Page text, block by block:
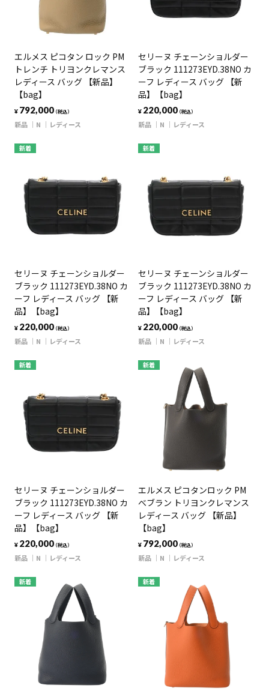
エルメス ピコタン ロック PM
トレンチ トリヨンクレマンス
レディース バッグ 【新品】
【bag】
¥ 792,000（税込）
新品 N レディース
セリーヌ チェーンショルダー
ブラック 111273EYD.38NO カ
ーフ レディース バッグ 【新
品】【bag】
¥ 220,000（税込）
新品 N レディース
新着
セリーヌ チェーンショルダー
ブラック 111273EYD.38NO カ
ーフ レディース バッグ 【新
品】【bag】
¥ 220,000（税込）
新品 N レディース
新着
セリーヌ チェーンショルダー
ブラック 111273EYD.38NO カ
ーフ レディース バッグ 【新
品】【bag】
¥ 220,000（税込）
新品 N レディース
新着
セリーヌ チェーンショルダー
ブラック 111273EYD.38NO カ
ーフ レディース バッグ 【新
品】【bag】
¥ 220,000（税込）
新品 N レディース
新着
エルメス ピコタンロック PM
べブラン トリヨンクレマンス
レディース バッグ 【新品】
【bag】
¥ 792,000（税込）
新品 N レディース
新着 新着